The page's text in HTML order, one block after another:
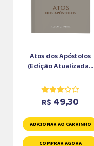
Atos dos Apóstolos
(Edição Atualizada...
R$ 49,30
ADICIONAR AO CARRINHO
COMPRAR AGORA